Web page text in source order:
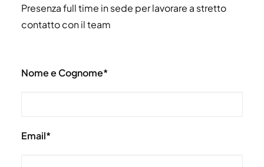
Presenza full time in sede per lavorare a stretto
contatto con il team
Nome e Cognome*
Email*